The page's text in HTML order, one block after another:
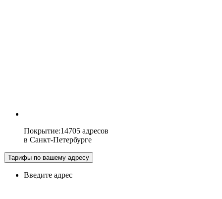
Покрытие:14705 адресов
в Санкт-Петербурге
Тарифы по вашему адресу
Введите адрес